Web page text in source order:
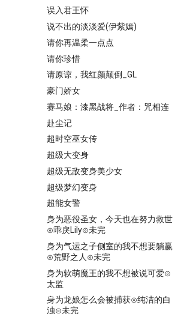
误入君王怀
说不出的淡淡爱(伊紫嫣)
请你再温柔一点点
请你珍惜
请原谅，我红颜颠倒_GL
豪门娇女
赛马娘：漆黑战将_作者：咒相连
赴尘记
超时空巫女传
超级大变身
超级无敌变身美少女
超级梦幻变身
超能女警
身为恶役圣女，今天也在努力救世
⊙乖戾Lily⊙未完
身为气运之子侧室的我不想要躺赢
⊙荒野之人⊙未完
身为软萌魔王的我不想被说可爱⊙
太监
身为龙娘怎么会被捕获⊙纯洁的白
浊⊙未完